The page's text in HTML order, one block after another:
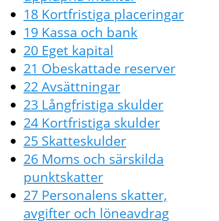
18 Kortfristiga placeringar
19 Kassa och bank
20 Eget kapital
21 Obeskattade reserver
22 Avsättningar
23 Långfristiga skulder
24 Kortfristiga skulder
25 Skatteskulder
26 Moms och särskilda
punktskatter
27 Personalens skatter,
avgifter och löneavdrag